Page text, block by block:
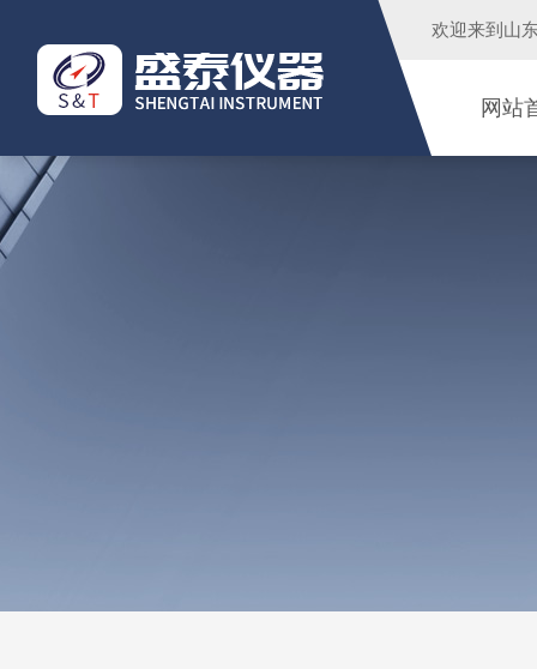
欢迎来到 山
网站